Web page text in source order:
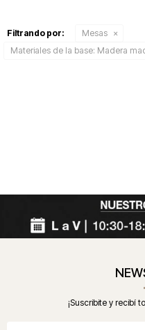
Filtrando por:
Mesas
Materiales de la base: Madera
¡Suscribite y recibí